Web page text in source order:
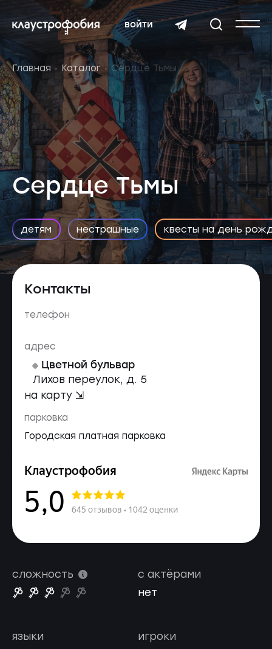
войти
Главная Каталог Сердце Тьмы
Сердце Тьмы
детям нестрашные квесты на день
Контакты
телефон
адрес
Цветной бульвар
Лихов переулок, д. 5
на карту ⇲
парковка
Городская платная парковка
сложность
с актёрами
нет
игроки
языки